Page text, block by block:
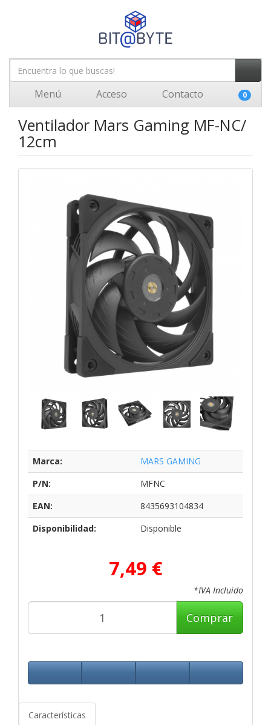
Menú Acceso Contacto 0
Ventilador Mars Gaming MF-NC/
12cm
Marca:
MARS GAMING
P/N:
MFNC
EAN:
8435693104834
Disponibilidad:
Disponible
7,49 €
*IVA Incluido
Comprar
Características